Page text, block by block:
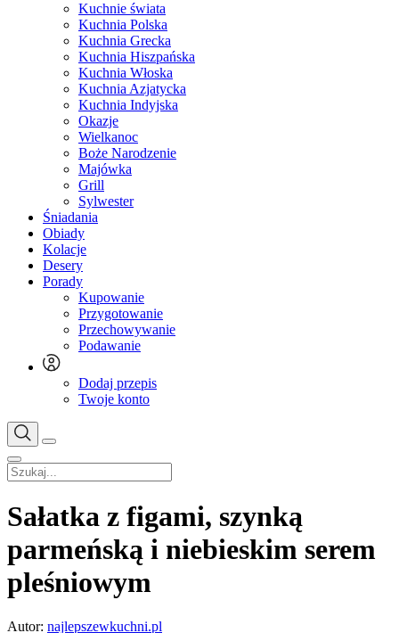
Kuchnie świata
Kuchnia Polska
Kuchnia Grecka
Kuchnia Hiszpańska
Kuchnia Włoska
Kuchnia Azjatycka
Kuchnia Indyjska
Okazje
Wielkanoc
Boże Narodzenie
Majówka
Grill
Sylwester
Śniadania
Obiady
Kolacje
Desery
Porady
Kupowanie
Przygotowanie
Przechowywanie
Podawanie
Dodaj przepis
Twoje konto
Sałatka z figami, szynką
parmeńską i niebieskim serem
pleśniowym
Autor: najlepszewkuchni.pl